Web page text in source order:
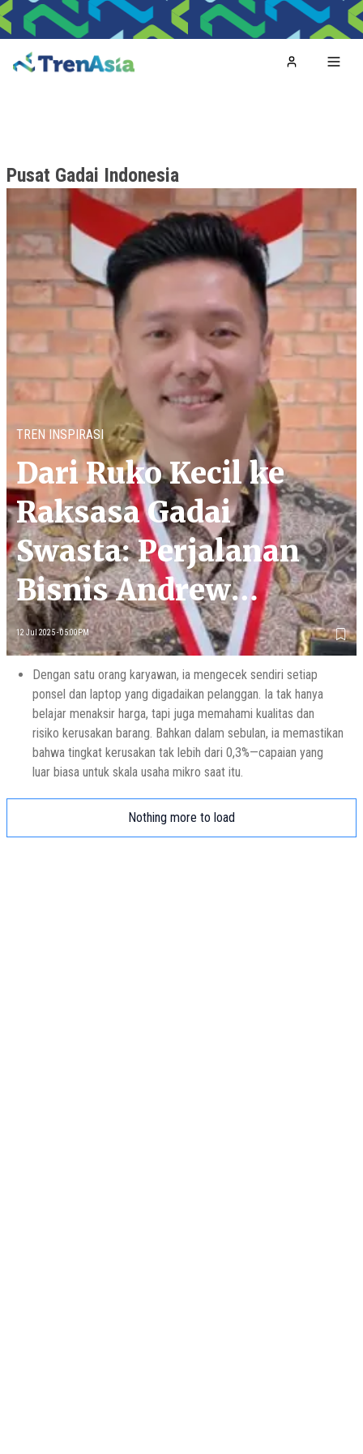
Home
Pusat Gadai Indonesia
TREN INSPIRASI
Dari Ruko Kecil ke
Raksasa Gadai
Swasta: Perjalanan
Bisnis Andrew
Susanto
12 Jul 2025 - 05:00PM
Dengan satu orang karyawan, ia mengecek sendiri setiap
ponsel dan laptop yang digadaikan pelanggan. Ia tak hanya
belajar menaksir harga, tapi juga memahami kualitas dan
risiko kerusakan barang. Bahkan dalam sebulan, ia memastikan
bahwa tingkat kerusakan tak lebih dari 0,3%—capaian yang
luar biasa untuk skala usaha mikro saat itu.
Nothing more to load